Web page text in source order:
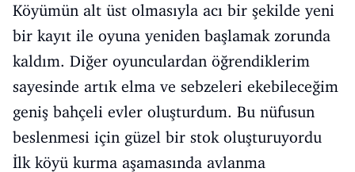
Köyümün alt üst olmasıyla acı bir şekilde yeni
bir kayıt ile oyuna yeniden başlamak zorunda
kaldım. Diğer oyunculardan öğrendiklerim
sayesinde artık elma ve sebzeleri ekebileceğim
geniş bahçeli evler oluşturdum. Bu nüfusun
beslenmesi için güzel bir stok oluşturuyordu
İlk köyü kurma aşamasında avlanma